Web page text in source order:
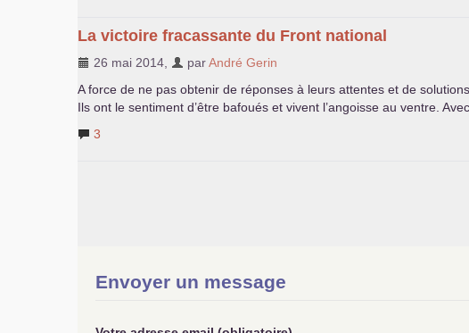
La victoire fracassante du Front national
26 mai 2014 parAndré Gerin
A force de ne pas obtenir de réponses à leurs attentes et de
Ils ont le sentiment d’être bafoués et vivent l’angoisse au ventre.
3
Envoyer un message